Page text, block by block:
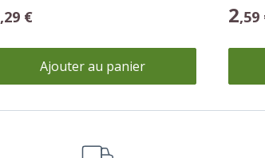
,29 €
Ajouter au panier
2,59